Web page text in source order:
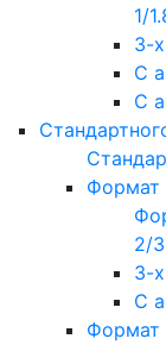
1/
3-
С
С
Формат
2/
3-
С
Формат